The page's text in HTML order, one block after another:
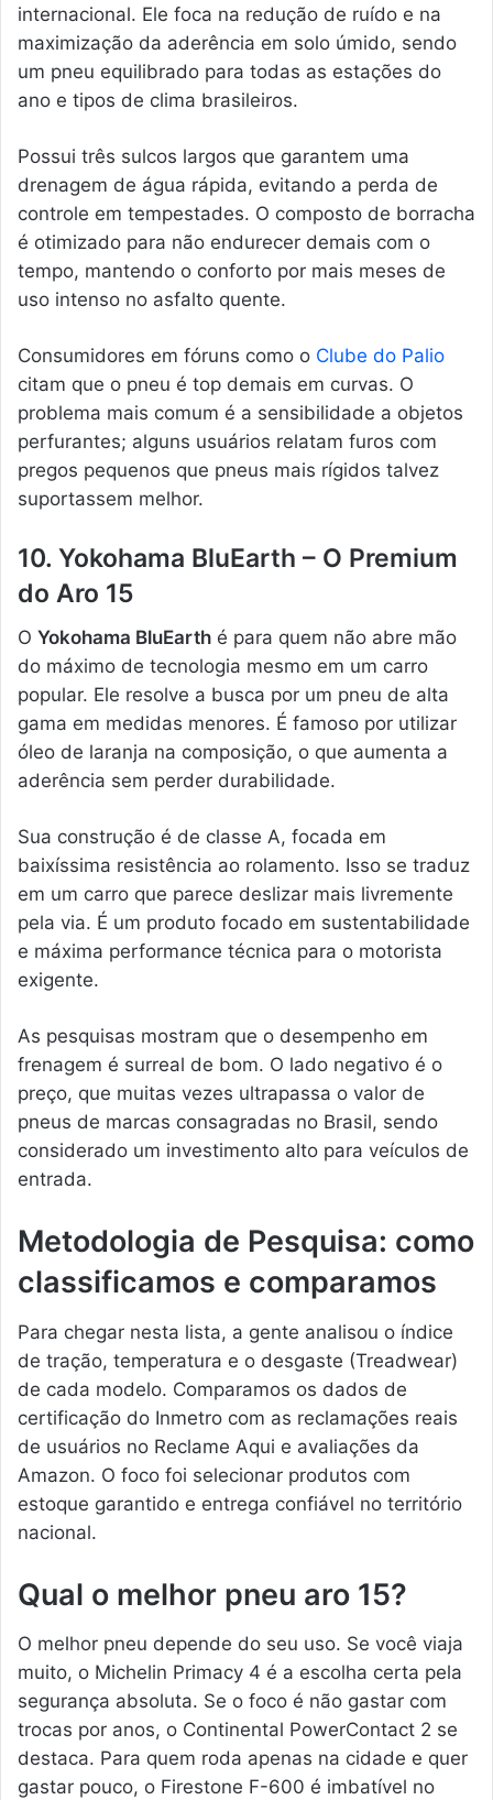
internacional. Ele foca na redução de ruído e na
maximização da aderência em solo úmido, sendo
um pneu equilibrado para todas as estações do
ano e tipos de clima brasileiros.
Possui três sulcos largos que garantem uma
drenagem de água rápida, evitando a perda de
controle em tempestades. O composto de borracha
é otimizado para não endurecer demais com o
tempo, mantendo o conforto por mais meses de
uso intenso no asfalto quente.
Consumidores em fóruns como o Clube do Palio
citam que o pneu é top demais em curvas. O
problema mais comum é a sensibilidade a objetos
perfurantes; alguns usuários relatam furos com
pregos pequenos que pneus mais rígidos talvez
suportassem melhor.
10. Yokohama BluEarth – O Premium
do Aro 15
O Yokohama BluEarth é para quem não abre mão
do máximo de tecnologia mesmo em um carro
popular. Ele resolve a busca por um pneu de alta
gama em medidas menores. É famoso por utilizar
óleo de laranja na composição, o que aumenta a
aderência sem perder durabilidade.
Sua construção é de classe A, focada em
baixíssima resistência ao rolamento. Isso se traduz
em um carro que parece deslizar mais livremente
pela via. É um produto focado em sustentabilidade
e máxima performance técnica para o motorista
exigente.
As pesquisas mostram que o desempenho em
frenagem é surreal de bom. O lado negativo é o
preço, que muitas vezes ultrapassa o valor de
pneus de marcas consagradas no Brasil, sendo
considerado um investimento alto para veículos de
entrada.
Metodologia de Pesquisa: como
classificamos e comparamos
Para chegar nesta lista, a gente analisou o índice
de tração, temperatura e o desgaste (Treadwear)
de cada modelo. Comparamos os dados de
certificação do Inmetro com as reclamações reais
de usuários no Reclame Aqui e avaliações da
Amazon. O foco foi selecionar produtos com
estoque garantido e entrega confiável no território
nacional.
Qual o melhor pneu aro 15?
O melhor pneu depende do seu uso. Se você viaja
muito, o Michelin Primacy 4 é a escolha certa pela
segurança absoluta. Se o foco é não gastar com
trocas por anos, o Continental PowerContact 2 se
destaca. Para quem roda apenas na cidade e quer
gastar pouco, o Firestone F-600 é imbatível no